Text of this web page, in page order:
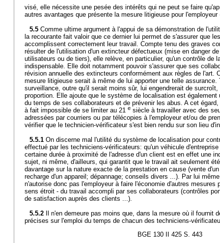
visé, elle nécessite une pesée des intérêts qui ne peut se faire
autres avantages que présente la mesure litigieuse pour
5.5 Comme ultime argument à l'appui de sa démonstration de
la recourante fait valoir que ce dernier lui permet de s'assurer que
accomplissent correctement leur travail. Compte tenu des graves
résulter de l'utilisation d'un extincteur défectueux (mise en danger
utilisateurs ou de tiers), elle relève, en particulier, qu'un contrôle de
indispensable. Elle doit notamment pouvoir s'assurer que ses
révision annuelle des extincteurs conformément aux règles de l'art.
mesure litigieuse serait à même de lui apporter une telle assurance.
surveillance, outre qu'il serait moins sûr, lui engendrerait de
proportion. Elle ajoute que le système de localisation est également
du temps de ses collaborateurs et de prévenir les abus. A cet
à fait impossible de se limiter au 21 e siècle à travailler avec des
adressées par courriers ou par télécopies à l'employeur et/ou de
vérifier que le technicien-vérificateur s'est bien rendu sur son lieu
5.5.1 On discerne mal l'utilité du système de localisation pour
effectué par les techniciens-vérificateurs: qu'un véhicule
certaine durée à proximité de l'adresse d'un client est en effet une
sujet, ni même, d'ailleurs, qui garantit que le travail ait seulement
davantage sur la nature exacte de la prestation en cause (vente
recharge d'un appareil; dépannage; conseils divers ...). Par lui
n'autorise donc pas l'employeur à faire l'économie d'autres mesures
sens étroit - du travail accompli par ses collaborateurs (contrôles
de satisfaction auprès des clients ...).
5.5.2
Il n'en demeure pas moins que, dans la mesure où il fournit
précises sur l'emploi du temps de chacun des techniciens-
BGE 130 II 425 S. 443